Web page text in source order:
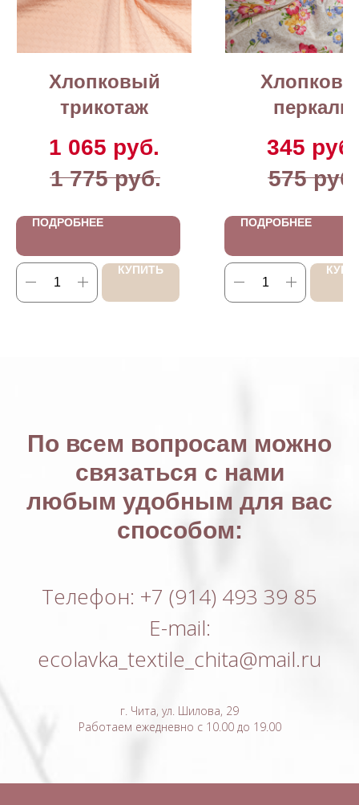
Хлопковый
трикотаж
1 065 руб.
1 775 руб.
ПОДРОБНЕЕ
КУПИТЬ
перкаль
345 руб.
575 руб.
ПОДРОБНЕЕ
По всем вопросам можно
связаться с нами
любым удобным для вас
способом:
Телефон: +7 (914) 493 39 85
E-mail:
ecolavka_textile_chita@mail.ru
г. Чита, ул. Шилова, 29
Работаем ежедневно с 10.00 до 19.00